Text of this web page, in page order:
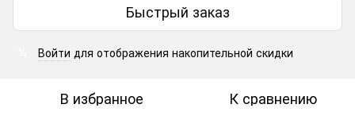
Быстрый заказ
Войти для отображения накопительной скидки
В избранное К сравнению